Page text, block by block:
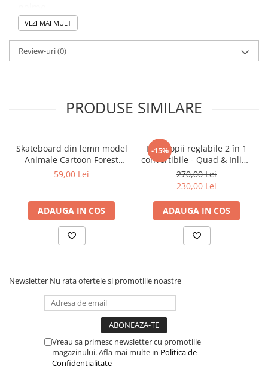
• Materiale rezistente pentru utilizare îndelungată
• Îmbunătățește motricitatea și reflexele
• Crește încrederea în sine
• Ajută la dezvoltarea orientării în spațiu
• Susține disciplina și controlul mișcărilor
• Încurajează socializarea în aer liber
• Face parte din categoria de jucarii educative
🎯 Ideal pentru:
• Începători în mersul pe role
• Joacă în parc, alei sau curte
• Cadouri pentru copii activi și energici
VEZI MAI MULT
Review-uri(0)
PRODUSE SIMILARE
Skateboard din lemn model
Animale Cartoon Forest
Friends - 60 cm
59,00 Lei
ADAUGA IN COS
-15%
Role copii reglabile 2 în 1
convertibile - Quad & Inline
cu protecții - Roz
270,00 Lei
230,00 Lei
ADAUGA IN COS
Newsletter Nu rata ofertele si promotiile noastre
Vreau sa primesc newsletter cu promotiile
magazinului. Afla mai multe in Politica de
Confidentialitate